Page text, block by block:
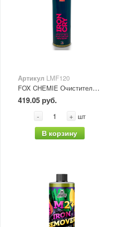
Артикул LMF120
FOX CHEMIE Очиститель от металлических вкраплений IRON CRY 500 мл
419.05 руб.
- + шт
В корзину